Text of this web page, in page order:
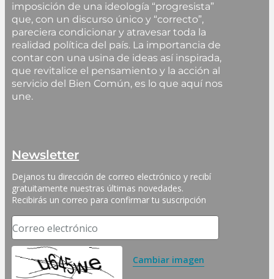
imposición de una ideología “progresista”
que, con un discurso único y “correcto”,
pareciera condicionar y atravesar toda la
realidad política del país. La importancia de
contar con una usina de ideas así inspirada,
que revitalice el pensamiento y la acción al
servicio del Bien Común, es lo que aquí nos
une.
Newsletter
Dejanos tu dirección de correo electrónico y recibí
gratuitamente nuestras últimas novedades.
Recibirás un correo para confirmar tu suscripción
Correo electrónico
Cambiar imagen